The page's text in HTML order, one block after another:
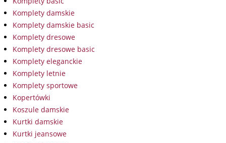
Komplety damskie
Komplety damskie basic
Komplety dresowe
Komplety dresowe basic
Komplety eleganckie
Komplety letnie
Komplety sportowe
Kopertówki
Koszule damskie
Kurtki damskie
Kurtki jeansowe